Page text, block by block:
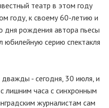
театр в этом году
году, к своему 60-летию и
дня рождения автора пьесы
юбилейную серию спектакля
- сегодня, 30 июля, и
лишним часа с синхронным
журналистам сам